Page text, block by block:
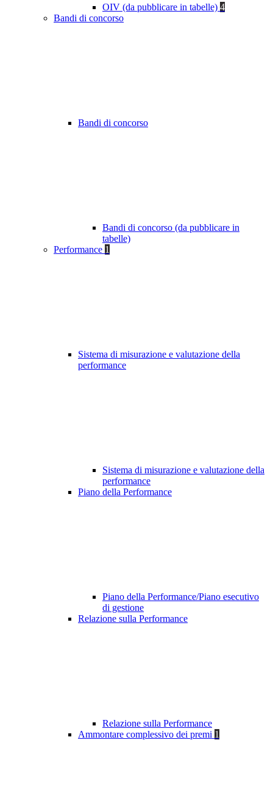
OIV (da pubblicare in tabelle) 4
Bandi di concorso
Bandi di concorso
Bandi di concorso (da pubblicare in
tabelle)
Performance 1
Sistema di misurazione e valutazione della
performance
Sistema di misurazione e valutazione della
performance
Piano della Performance
Piano della Performance/Piano esecutivo
di gestione
Relazione sulla Performance
Relazione sulla Performance
Ammontare complessivo dei premi 1